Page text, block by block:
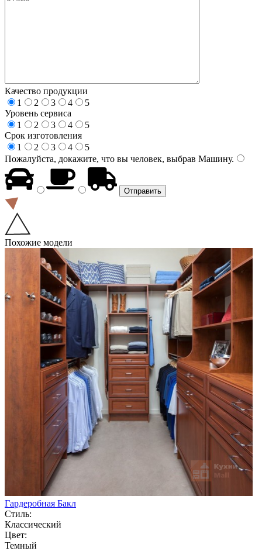
Качество продукции
1
2 3 4
5
Уровень сервиса
1
2 3 4
5
Срок изготовления
1
2 3 4
5
Пожалуйста, докажите, что вы человек, выбрав Машину.
Похожие модели
Гардеробная Бакл
Стиль:
Классический
Цвет:
Темный